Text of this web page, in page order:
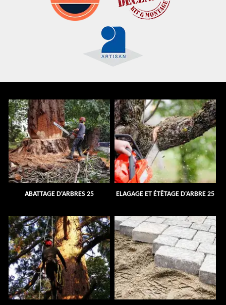
ABATTAGE D'ARBRES 25 ELAGAGE ET ÉTÊTAGE D'ARBRE 25